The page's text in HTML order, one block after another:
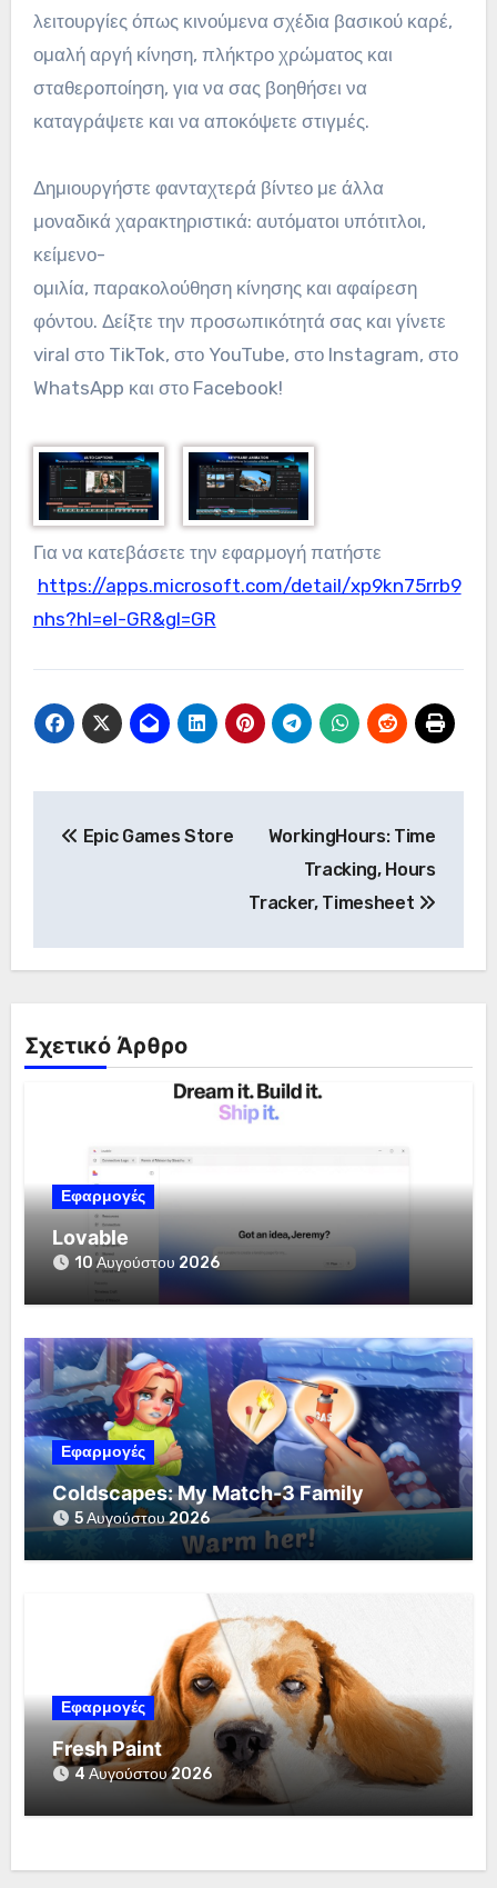
λειτουργίες όπως κινούμενα σχέδια βασικού καρέ,
ομαλή αργή κίνηση, πλήκτρο χρώματος και
σταθεροποίηση, για να σας βοηθήσει να
καταγράψετε και να αποκόψετε στιγμές.
Δημιουργήστε φανταχτερά βίντεο με άλλα
μοναδικά χαρακτηριστικά: αυτόματοι υπότιτλοι,
κείμενο-
ομιλία, παρακολούθηση κίνησης και αφαίρεση
φόντου. Δείξτε την προσωπικότητά σας και γίνετε
viral στο TikTok, στο YouTube, στο Instagram, στο
WhatsApp και στο Facebook!
Για να κατεβάσετε την εφαρμογή πατήστε
https://apps.microsoft.com/detail/xp9kn75rrb9
nhs?hl=el-GR&gl=GR
άρθρων
Epic Games Store
WorkingHours: Time
Tracking, Hours
Tracker, Timesheet
Σχετικό Άρθρο
Εφαρμογές
Lovable
10 Αυγούστου 2026
Εφαρμογές
Coldscapes: My Match-3 Family
5 Αυγούστου 2026
Εφαρμογές
Fresh Paint
4 Αυγούστου 2026